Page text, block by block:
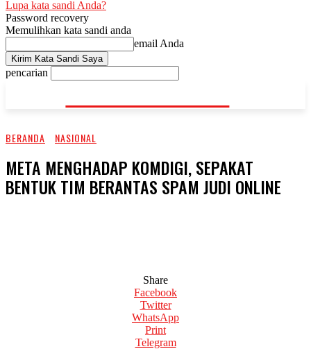
Lupa kata sandi Anda?
Password recovery
Memulihkan kata sandi anda
email Anda
pencarian
KORAN-FAKTA.ID
BERANDA NASIONAL
META MENGHADAP KOMDIGI, SEPAKAT
BENTUK TIM BERANTAS SPAM JUDI ONLINE
Share
Facebook
Twitter
WhatsApp
Print
Telegram